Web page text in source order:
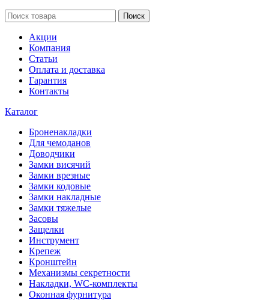
Поиск
Акции
Компания
Статьи
Оплата и доставка
Гарантия
Контакты
Каталог
Броненакладки
Для чемоданов
Доводчики
Замки висячий
Замки врезные
Замки кодовые
Замки накладные
Замки тяжелые
Засовы
Защелки
Инструмент
Крепеж
Кронштейн
Механизмы секретности
Накладки, WC-комплекты
Оконная фурнитура